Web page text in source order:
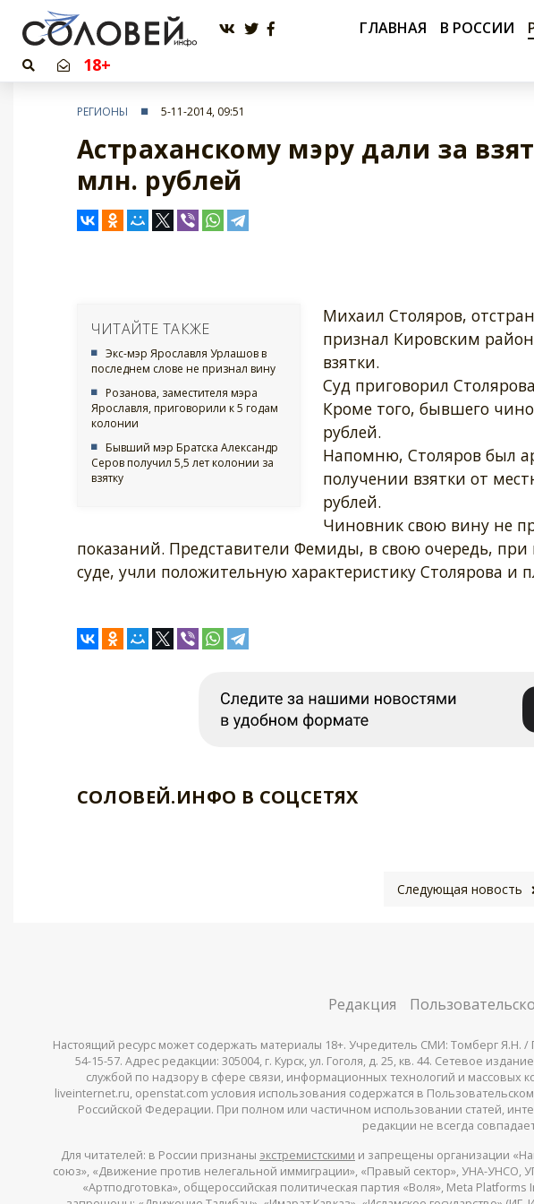
ГЛАВНАЯ В РОССИИ
18+
РЕГИОНЫ 5-11-2014, 09:51
Астраханскому мэру дали за
млн. рублей
ЧИТАЙТЕ ТАКЖЕ
Экс-мэр Ярославля Урлашов в
последнем слове не признал вину
Розанова, заместителя мэра
Ярославля, приговорили к 5 годам
колонии
Бывший мэр Братска Александр
Серов получил 5,5 лет колонии за
взятку
Михаил Столяров,
признал Кировским
взятки.
Суд приговорил
Кроме того, бывшего
рублей.
Напомню, Столяров был
получении взятки от
рублей.
Чиновник свою вину не
показаний. Представители Фемиды, в свою очередь,
суде, учли положительную характеристику Столярова и
СОЛОВЕЙ.ИНФО В СОЦСЕТЯХ
Следующая новость
Редакция
Настоящий ресурс может содержать материалы 18+. Учредитель СМИ: Томберг Я.Н.
54-15-57. Адрес редакции: 305004, г. Курск, ул. Гоголя, д. 25, кв. 44. Сетевое
службой по надзору в сфере связи, информационных технологий и массовых
liveinternet.ru, openstat.com условия использования содержатся в
Российской Федерации. При полном или частичном использовании статей,
редакции не всегда
Для читателей: в России признаны экстремистскими и запрещены организации
союз», «Движение против нелегальной иммиграции», «Правый сектор», УНА-УНСО,
«Артподготовка», общероссийская политическая партия «Воля», Meta